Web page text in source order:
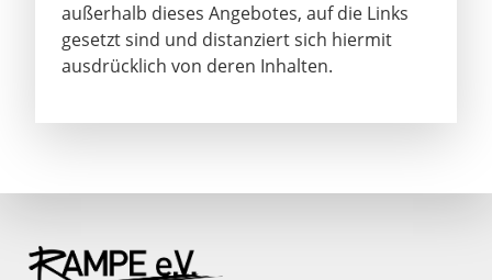
außerhalb dieses Angebotes, auf die Links
gesetzt sind und distanziert sich hiermit
ausdrücklich von deren Inhalten.